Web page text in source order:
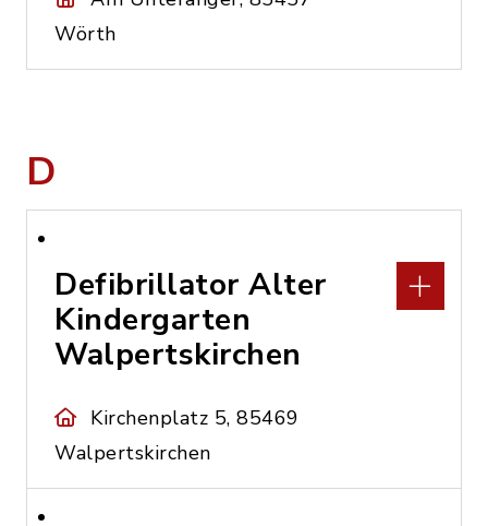
Wörth
D
Defibrillator Alter
Kindergarten
Walpertskirchen
Kirchenplatz 5, 85469
Walpertskirchen